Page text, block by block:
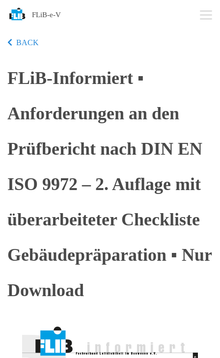
FLiB-e-V
BACK
FLiB-Informiert ▪
Anforderungen an den
Prüfbericht nach DIN EN
ISO 9972 – 2. Auflage mit
überarbeiteter Checkliste
Gebäudepräparation ▪ Nur
Download